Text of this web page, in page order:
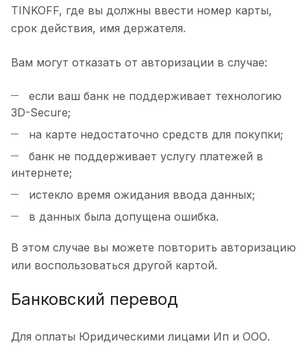
TINKOFF, где вы должны ввести номер карты,
срок действия, имя держателя.
Вам могут отказать от авторизации в случае:
если ваш банк не поддерживает технологию
3D-Secure;
на карте недостаточно средств для покупки;
банк не поддерживает услугу платежей в
интернете;
истекло время ожидания ввода данных;
в данных была допущена ошибка.
В этом случае вы можете повторить авторизацию
или воспользоваться другой картой.
Банковский перевод
Для оплаты Юридическими лицами Ип и ООО.